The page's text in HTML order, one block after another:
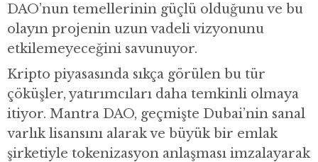
DAO’nun temellerinin güçlü olduğunu ve bu
olayın projenin uzun vadeli vizyonunu
etkilemeyeceğini savunuyor.
Kripto piyasasında sıkça görülen bu tür
çöküşler, yatırımcıları daha temkinli olmaya
itiyor. Mantra DAO, geçmişte Dubai’nin sanal
varlık lisansını alarak ve büyük bir emlak
şirketiyle tokenizasyon anlaşması imzalayarak